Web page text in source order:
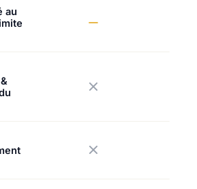
au